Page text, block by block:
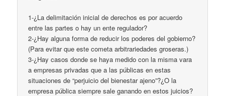
1-¿La delimitación inicial de derechos es por acuerdo
entre las partes o hay un ente regulador?
2-¿Hay alguna forma de reducir los poderes del gobierno?
(Para evitar que este cometa arbitrariedades groseras.)
3-¿Hay casos donde se haya medido con la misma vara
a empresas privadas que a las públicas en estas
situaciones de “perjuicio del bienestar ajeno”?¿O la
empresa pública siempre sale ganando en estos juicios?